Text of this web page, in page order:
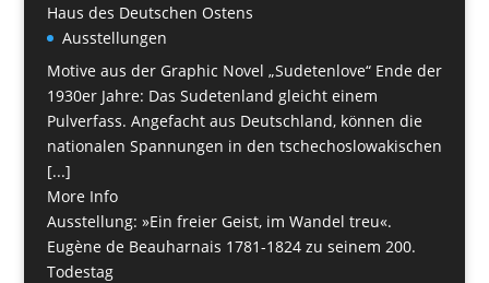
Haus des Deutschen Ostens
Ausstellungen
Motive aus der Graphic Novel „Sudetenlove“ Ende der
1930er Jahre: Das Sudetenland gleicht einem
Pulverfass. Angefacht aus Deutschland, können die
nationalen Spannungen in den tschechoslowakischen
[...]
More Info
Ausstellung: »Ein freier Geist, im Wandel treu«.
Eugène de Beauharnais 1781-1824 zu seinem 200.
Todestag